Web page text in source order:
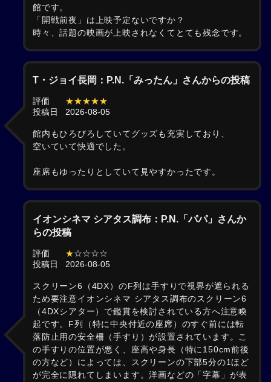
館です。
「開戦前夜」は上映予定ないですか？
時々、話題の映画が上映されなくてとても残念です。
T・ジョイ長岡：P.N.「みったん」さんからの投稿
評価
★★★★★
投稿日
2026-08-05
館内もひろびろしていてグッズも充実しており、
空いていて快適でした。
座席もゆったりとしていて見やすかったです。
イオンシネマ シアタス調布：P.N.「パパ」さんか
らの投稿
評価 ★☆☆☆☆
投稿日
2026-08-05
スクリーン6（4DX）のF列は手すりで視界が遮られる
ため要注意イオンシネマ シアタス調布のスクリーン6
（4DXシアター）で鑑賞を検討されている方へ注意喚
起です。F列（特に中央付近の座席）のすぐ前には転
落防止用の安全柵（手すり）が設置されています。こ
の手すりの位置が悪く、座高や身長（特に150cm前後
の方など）によっては、スクリーンの下部5分の1ほど
が完全に隠れてしまいます。洋画などの「字幕」が表